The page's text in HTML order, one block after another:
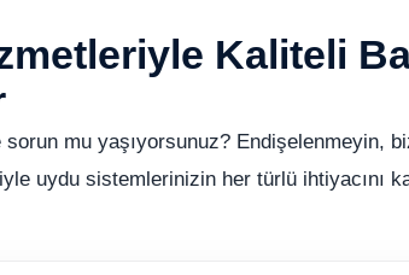
Kaliteli
mu yaşıyorsunuz? Endişelenmeyin,
uydu sistemlerinizin her türlü ihtiyacını